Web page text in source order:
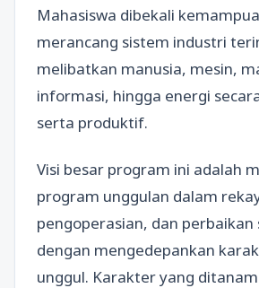
Mahasiswa dibekali
merancang sistem industri
melibatkan manusia, mesin,
informasi, hingga energi
serta produktif.
Visi besar program ini adalah
program unggulan dalam
pengoperasian, dan
dengan mengedepankan
unggul. Karakter yang